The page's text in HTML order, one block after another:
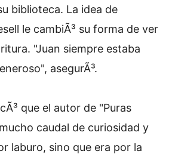
biblioteca. La idea de
le cambiÃ³ su forma de ver
"Juan siempre estaba
asegurÃ³.
que el autor de "Puras
caudal de curiosidad y
laburo, sino que era por la